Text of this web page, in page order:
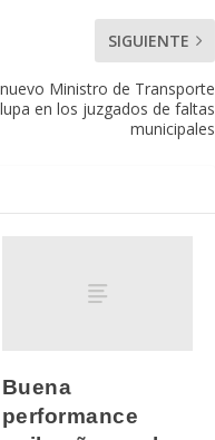
SIGUIENTE
Ministro de Transporte
en los juzgados de faltas
municipales
Buena
performance